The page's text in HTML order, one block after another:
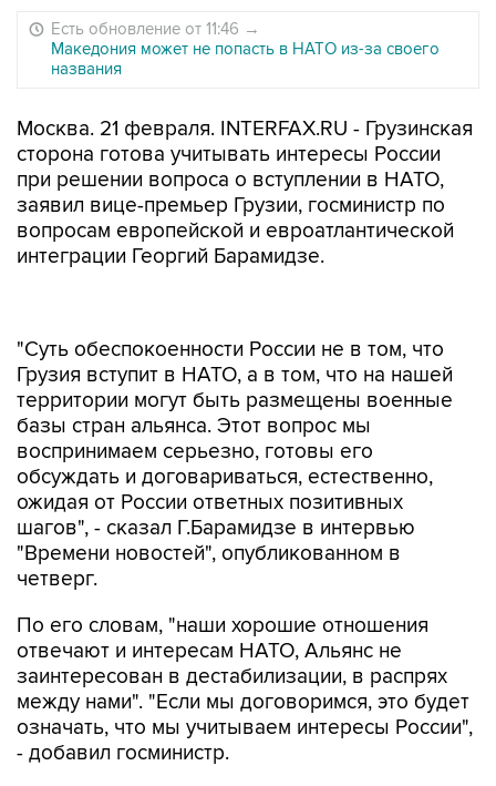
Есть обновление от 11:46 →
Македония может не попасть в НАТО из-за своего
названия
Москва. 21 февраля. INTERFAX.RU - Грузинская
сторона готова учитывать интересы России
при решении вопроса о вступлении в НАТО,
заявил вице-премьер Грузии, госминистр по
вопросам европейской и евроатлантической
интеграции Георгий Барамидзе.
"Суть обеспокоенности России не в том, что
Грузия вступит в НАТО, а в том, что на нашей
территории могут быть размещены военные
базы стран альянса. Этот вопрос мы
воспринимаем серьезно, готовы его
обсуждать и договариваться, естественно,
ожидая от России ответных позитивных
шагов", - сказал Г.Барамидзе в интервью
"Времени новостей", опубликованном в
четверг.
По его словам, "наши хорошие отношения
отвечают и интересам НАТО, Альянс не
заинтересован в дестабилизации, в распрях
между нами". "Если мы договоримся, это будет
означать, что мы учитываем интересы России",
- добавил госминистр.